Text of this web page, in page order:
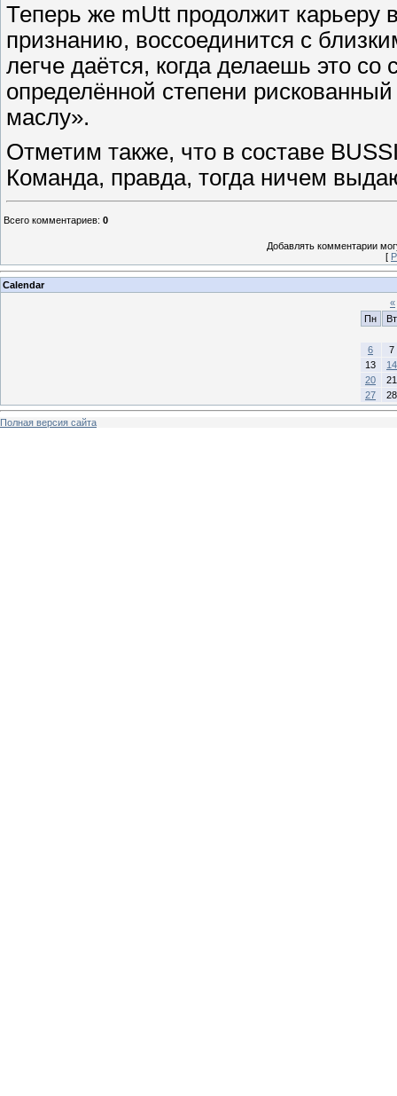
Теперь же mUtt продолжит карьеру
признанию, воссоединится с
легче даётся, когда делаешь это
определённой степени
маслу».
Отметим также, что в составе
Команда, правда, тогда ничем
Всего комментариев: 0
Добавлять комментарии
[
Calendar
«
Пн
Вт
6
7
13
14
20
21
27
28
Полная версия сайта